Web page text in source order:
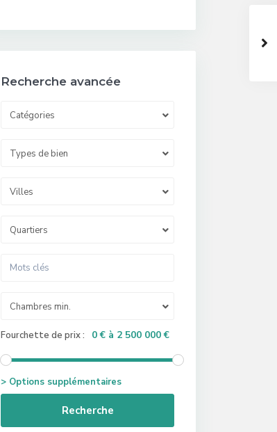
Recherche avancée
Catégories
Types de bien
Villes
Quartiers
Chambres min.
Fourchette de prix : 0 € à 2 500 000 €
> Options supplémentaires
Recherche